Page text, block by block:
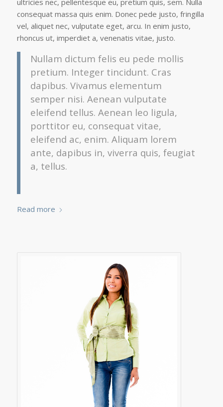
ultricies nec, pellentesque eu, pretium quis, sem. Nulla
consequat massa quis enim. Donec pede justo, fringilla
vel, aliquet nec, vulputate eget, arcu. In enim justo,
rhoncus ut, imperdiet a, venenatis vitae, justo.
Nullam dictum felis eu pede mollis
pretium. Integer tincidunt. Cras
dapibus. Vivamus elementum
semper nisi. Aenean vulputate
eleifend tellus. Aenean leo ligula,
porttitor eu, consequat vitae,
eleifend ac, enim. Aliquam lorem
ante, dapibus in, viverra quis, feugiat
a, tellus.
Read more